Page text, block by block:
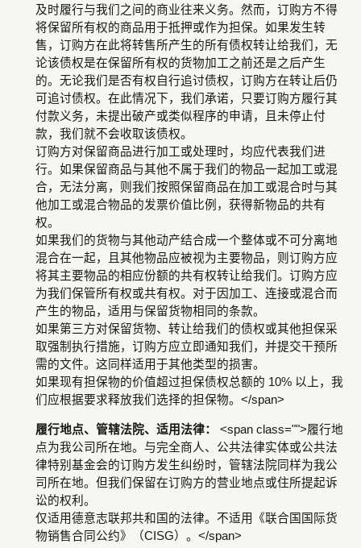
及时履行与我们之间的商业往来义务。然而，订购方不得
将保留所有权的商品用于抵押或作为担保。如果发生转
售，订购方在此将转售所产生的所有债权转让给我们，无
论该债权是在保留所有权的货物加工之前还是之后产生
的。无论我们是否有权自行追讨债权，订购方在转让后仍
可追讨债权。在此情况下，我们承诺，只要订购方履行其
付款义务，未提出破产或类似程序的申请，且未停止付
款，我们就不会收取该债权。
订购方对保留商品进行加工或处理时，均应代表我们进
行。如果保留商品与其他不属于我们的物品一起加工或混
合，无法分离，则我们按照保留商品在加工或混合时与其
他加工或混合物品的发票价值比例，获得新物品的共有
权。
如果我们的货物与其他动产结合成一个整体或不可分离地
混合在一起，且其他物品应被视为主要物品，则订购方应
将其主要物品的相应份额的共有权转让给我们。订购方应
为我们保管所有权或共有权。对于因加工、连接或混合而
产生的物品，适用与保留货物相同的条款。
如果第三方对保留货物、转让给我们的债权或其他担保采
取强制执行措施，订购方应立即通知我们，并提交干预所
需的文件。这同样适用于其他类型的损害。
如果现有担保物的价值超过担保债权总额的 10% 以上，我
们应根据要求释放我们选择的担保物。</span>
履行地点、管辖法院、适用法律：<span class="">履行地
点为我公司所在地。与完全商人、公共法律实体或公共法
律特别基金会的订购方发生纠纷时，管辖法院同样为我公
司所在地。但我们保留在订购方的营业地点或住所提起诉
讼的权利。
仅适用德意志联邦共和国的法律。不适用《联合国国际货
物销售合同公约》（CISG）。</span>